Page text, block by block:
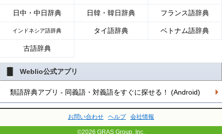
日中・中日辞典 日韓・韓日辞典 フランス語辞典
インドネシア語辞典 タイ語辞典 ベトナム語辞典
古語辞典
Weblio公式アプリ
類語辞典アプリ - 同義語・対義語をすぐに探せる！ (Android)
お問い合わせ ヘルプ 会社情報
©2026 GRAS Group, Inc.